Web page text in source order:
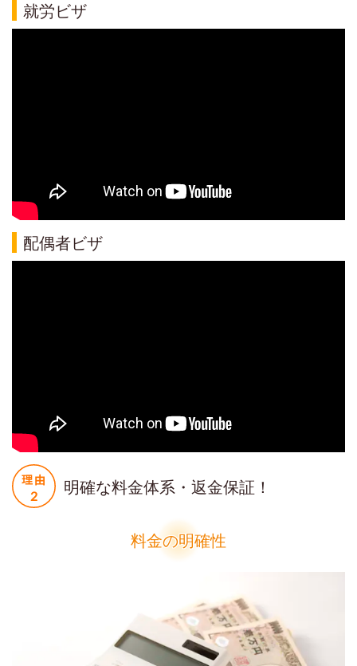
就労ビザ
配偶者ビザ
明確な料金体系・返金保証！
料金の明確性